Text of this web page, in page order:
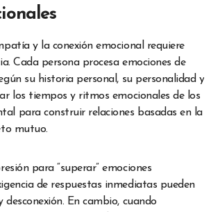
y la conexión emocional requiere
Cada persona procesa emociones de
su historia personal, su personalidad y
los tiempos y ritmos emocionales de los
para construir relaciones basadas en la
mutuo.
para “superar” emociones
de respuestas inmediatas pueden
desconexión. En cambio, cuando